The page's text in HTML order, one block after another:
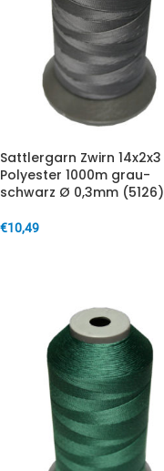
Sattlergarn Zwirn 14x2x3
Polyester 1000m grau-
schwarz Ø 0,3mm (5126)
€10,49